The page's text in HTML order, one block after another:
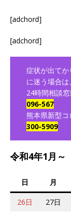
[adchord]
[adchord]
症状が出て
に迷う場合は、
24時間相談
096-567
熊本県新型コ
300-5909
令和4年1月
日 月
26日 27日